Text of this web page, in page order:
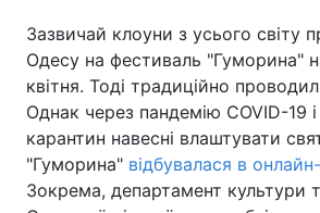
Зазвичай клоуни з усього світу
Одесу на фестиваль "Гуморина"
квітня. Тоді традиційно
Однак через пандемію COVID-19
карантин навесні влаштувати
"Гуморина" відбувалася в
Зокрема, департамент культури